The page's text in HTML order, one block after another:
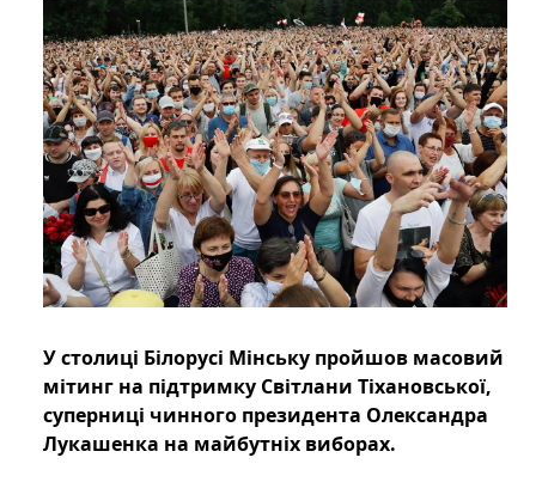
У столиці Білорусі Мінську пройшов масовий
мітинг на підтримку Світлани Тіхановської,
суперниці чинного президента Олександра
Лукашенка на майбутніх виборах.